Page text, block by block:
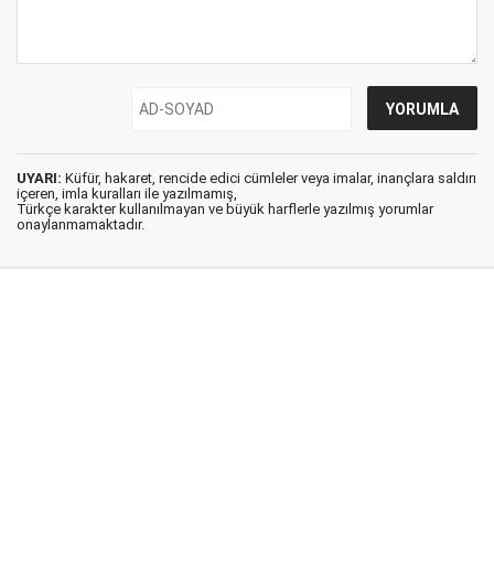
UYARI: Küfür, hakaret, rencide edici cümleler veya imalar, inançlara saldırı
içeren, imla kuralları ile yazılmamış,
Türkçe karakter kullanılmayan ve büyük harflerle yazılmış yorumlar
onaylanmamaktadır.